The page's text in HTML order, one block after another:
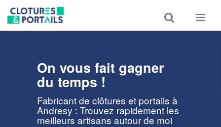
Toggle
search
Toggle
On vous fait gagner
du temps !
Fabricant de clôtures et portails à
Andresy : Trouvez rapidement les
meilleurs artisans autour de moi